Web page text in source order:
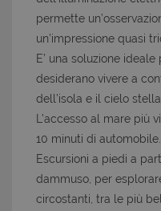
permette
un’impressione quasi
E’ una soluzione
desiderano vivere a
dell’isola e il cielo
L’accesso al mare più
10 minuti di automobile.
Escursioni a piedi a
dammuso, per
circostanti, tra le più